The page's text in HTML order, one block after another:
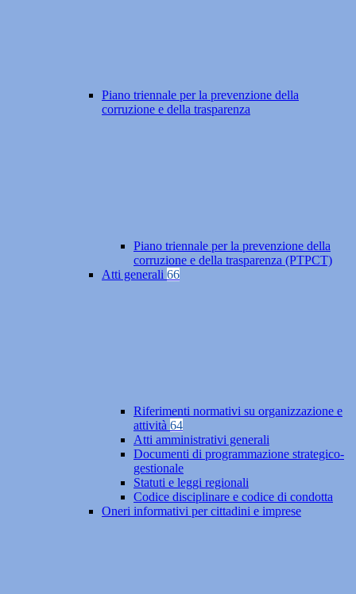
Piano triennale per la prevenzione della
corruzione e della trasparenza
Piano triennale per la prevenzione della
corruzione e della trasparenza (PTPCT)
Atti generali 66
Riferimenti normativi su organizzazione e
attività 64
Atti amministrativi generali
Documenti di programmazione strategico-
gestionale
Statuti e leggi regionali
Codice disciplinare e codice di condotta
Oneri informativi per cittadini e imprese